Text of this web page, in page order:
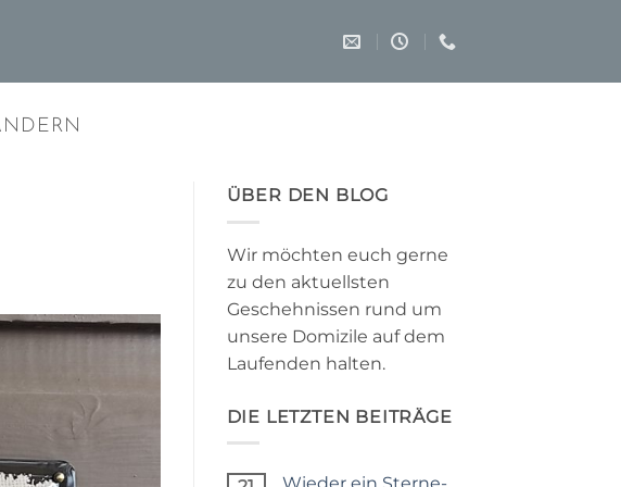
ÜBER DEN BLOG
Wir möchten euch gerne
zu den aktuellsten
Geschehnissen rund um
unsere Domizile auf dem
Laufenden halten.
DIE LETZTEN BEITRÄGE